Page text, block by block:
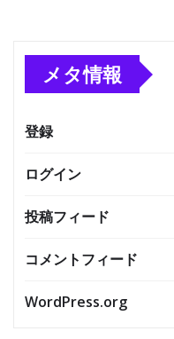
メタ情報
登録
ログイン
投稿フィード
コメントフィード
WordPress.org